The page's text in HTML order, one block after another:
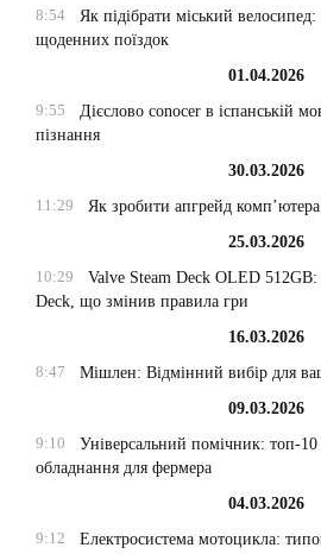
8:54
Як підібрати міський
щоденних поїздок
01.04.2026
9:55
Дієслово conocer в іспанській
пізнання
30.03.2026
11:29
Як зробити апгрейд
25.03.2026
10:29
Valve Steam Deck OLED
Deck, що змінив правила гри
16.03.2026
8:47
Мішлен: Відмінний вибір для
09.03.2026
9:10
Універсальний помічник: топ-10
обладнання для фермера
04.03.2026
9:12
Електросистема мотоцикла: